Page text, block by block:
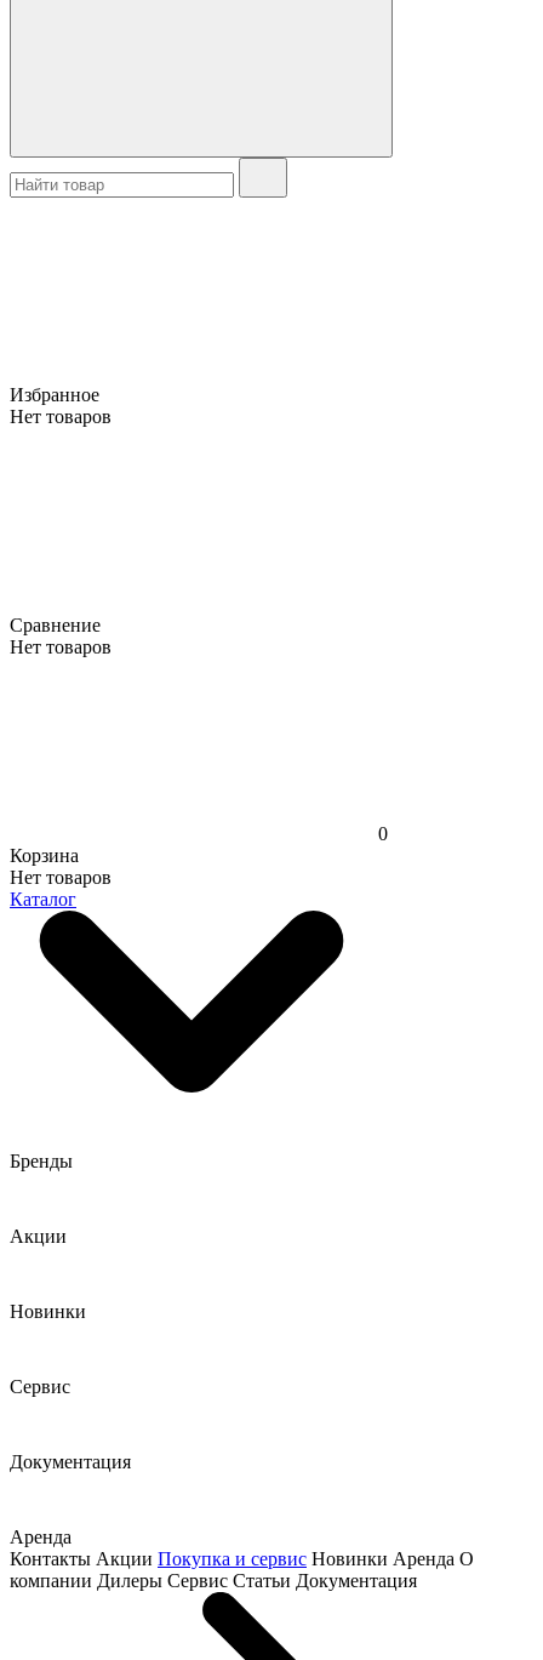
Избранное
Нет товаров
Сравнение
Нет товаров
0
Корзина
Нет товаров
Каталог
Бренды
Акции
Новинки
Сервис
Документация
Аренда
Контакты Акции Покупка и сервис Новинки Аренда О
компании Дилеры Сервис Статьи Документация